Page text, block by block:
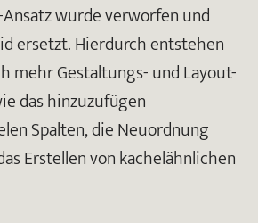
wurde verworfen und
ersetzt. Hierdurch entstehen
mehr Gestaltungs- und Layout-
das hinzuzufügen
Spalten, die Neuordnung
Erstellen von kachelähnlichen